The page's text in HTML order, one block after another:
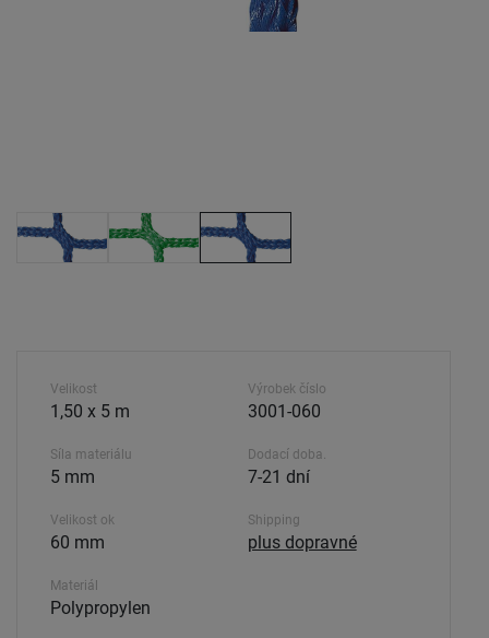
Velikost
1,50 x 5 m
Síla materiálu
5 mm
Velikost ok
60 mm
Materiál
Polypropylen
Výrobek číslo
3001-060
Dodací doba.
7-21 dní
Shipping
plus dopravné